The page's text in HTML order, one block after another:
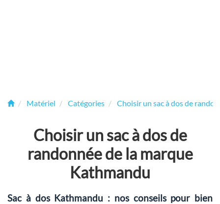
Matériel Catégories Choisir un sac à dos de
Choisir un sac à dos de
randonnée de la marque
Kathmandu
Sac à dos Kathmandu : nos conseils pour bien